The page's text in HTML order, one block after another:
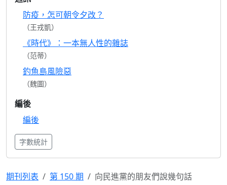
防疫，怎可朝令夕改？
（王戎凱）
《時代》：一本無人性的雜誌
（范蒂）
釣魚島風險惡
（魏圖）
編後
編後
字數統計
期刊列表 第 150 期 向民進黨的朋友們說幾句話